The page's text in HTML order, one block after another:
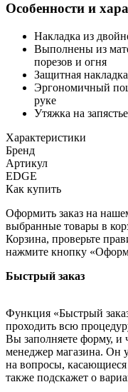
Особенности и
Накладка из
Выполнены из
порезов и огня
Защитная
Эргономичный
руке
Утяжка на
Характеристики
Бренд
Артикул
EDGE
Как купить
Оформить заказ на
выбранные товары в
Корзина, проверьте
нажмите кнопку
Быстрый заказ
Функция «Быстрый
проходить всю
Вы заполняете форму, и
менеджер магазина. Он
на вопросы, касающиеся
также подскажет о